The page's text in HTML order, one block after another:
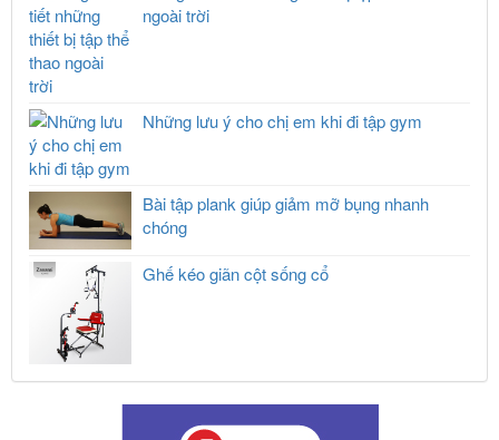
ngoài trời
Những lưu ý cho chị em khi đi tập gym
Bài tập plank giúp giảm mỡ bụng nhanh
chóng
Ghế kéo giãn cột sống cổ